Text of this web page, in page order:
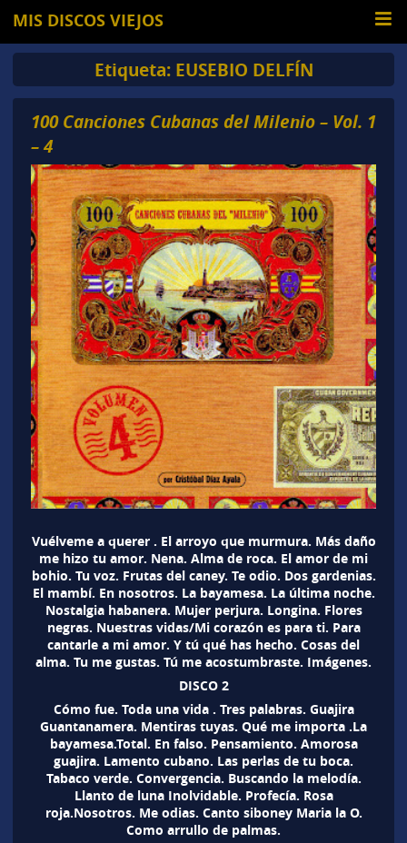
MIS DISCOS VIEJOS
Etiqueta: EUSEBIO DELFÍN
100 Canciones Cubanas del Milenio – Vol. 1
– 4
Vuélveme a querer . El arroyo que murmura. Más daño
me hizo tu amor. Nena. Alma de roca. El amor de mi
bohio. Tu voz. Frutas del caney. Te odio. Dos gardenias.
El mambí. En nosotros. La bayamesa. La última noche.
Nostalgia habanera. Mujer perjura. Longina. Flores
negras. Nuestras vidas/Mi corazón es para ti. Para
cantarle a mi amor. Y tú qué has hecho. Cosas del
alma. Tu me gustas. Tú me acostumbraste. Imágenes.
DISCO 2
Cómo fue. Toda una vida . Tres palabras. Guajira
Guantanamera. Mentiras tuyas. Qué me importa .La
bayamesa.Total. En falso. Pensamiento. Amorosa
guajira. Lamento cubano. Las perlas de tu boca.
Tabaco verde. Convergencia. Buscando la melodía.
Llanto de luna Inolvidable. Profecía. Rosa
roja.Nosotros. Me odias. Canto siboney Maria la O.
Como arrullo de palmas.